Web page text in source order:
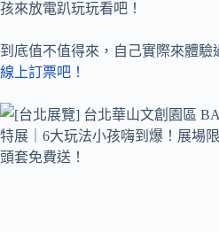
孩來放電趴玩玩看吧！
到底值不值得來，自己實際來體驗
線上訂票吧！